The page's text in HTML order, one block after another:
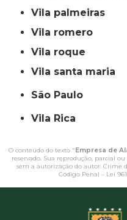
vila palmeiras
vila romero
vila roque
vila santa maria
São Paulo
Vila Rica
O conteúdo do texto "Empresa de
reservado. Sua reprodução, parcial
sem a autorização do autor. Crime
Código Penal – Lei